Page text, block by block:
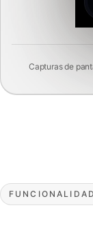
Capturas de